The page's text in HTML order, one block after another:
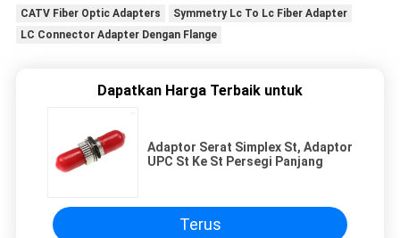
CATV Fiber Optic Adapters
Symmetry Lc To Lc Fiber Adapter
LC Connector Adapter Dengan Flange
Dapatkan Harga Terbaik untuk
Adaptor Serat Simplex St, Adaptor
UPC St Ke St Persegi Panjang
Terus